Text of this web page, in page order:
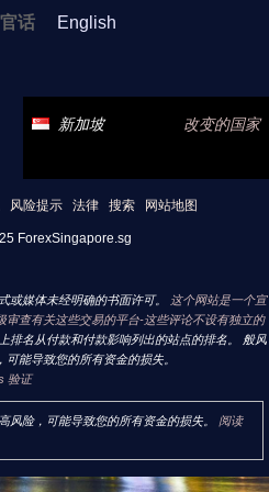
官话 English
新加坡 改变的国家
风险提示 法律 搜索 网站地图
ForexSingapore.sg
或媒体未经明确的书面许可。 这个网站是一个宣
审查有关这些交易的平台-这些评论不设有独立的
排名从付款和付款影响列出的站点的排名。 般风
能导致您的所有资金的损失。
验证
风险，可能导致您的所有资金的损失。 阅读